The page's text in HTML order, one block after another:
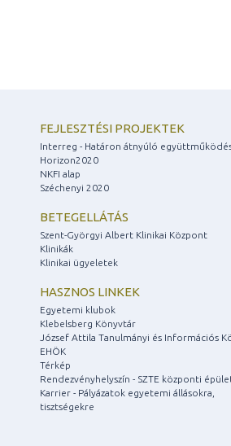
FEJLESZTÉSI PROJEKTEK
Interreg - Határon átnyúló
Horizon2020
NKFI alap
Széchenyi 2020
BETEGELLÁTÁS
Szent-Györgyi Albert Klinikai Központ
Klinikák
Klinikai ügyeletek
HASZNOS LINKEK
Egyetemi klubok
Klebelsberg Könyvtár
József Attila Tanulmányi és Információs
EHÖK
Térkép
Rendezvényhelyszín - SZTE központi
Karrier - Pályázatok egyetemi állásokra,
tisztségekre